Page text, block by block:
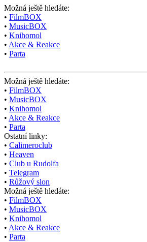
Možná ještě hledáte:
• FilmBOX
• MusicBOX
• Knihomol
• Akce & Reakce
• Parta
Možná ještě hledáte:
• FilmBOX
• MusicBOX
• Knihomol
• Akce & Reakce
• Parta
Ostatní linky:
• Calimeroclub
• Heaven
• Club u Rudolfa
• Telegram
• Růžový slon
Možná ještě hledáte:
• FilmBOX
• MusicBOX
• Knihomol
• Akce & Reakce
• Parta